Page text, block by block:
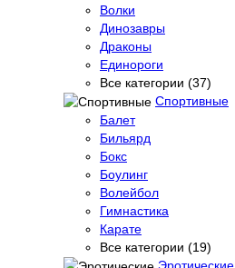
Волки
Динозавры
Драконы
Единороги
Все категории (37)
Спортивные
Балет
Бильярд
Бокс
Боулинг
Волейбол
Гимнастика
Карате
Все категории (19)